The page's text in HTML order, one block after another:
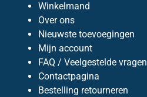
Winkelmand
Over ons
Nieuwste toevoegingen
Mijn account
FAQ / Veelgestelde vragen
Contactpagina
Bestelling retourneren